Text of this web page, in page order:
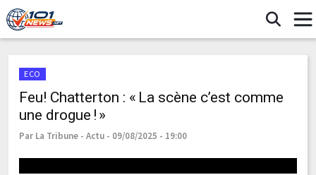
ECO
Feu! Chatterton : « La scène c’est comme
une drogue ! »
Par La Tribune - Actu - 09/08/2025 - 19:00